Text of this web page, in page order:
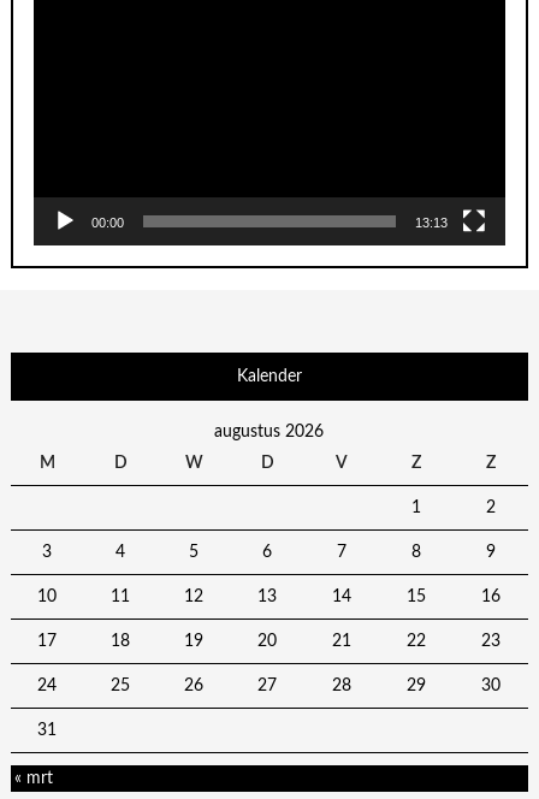
00:00 13:13
Kalender
augustus 2026
M
D W D V Z Z
1 2
3 4 5 6 7 8 9
10 11 12 13 14 15 16
17 18 19 20 21 22 23
24 25 26 27 28 29 30
31
« mrt